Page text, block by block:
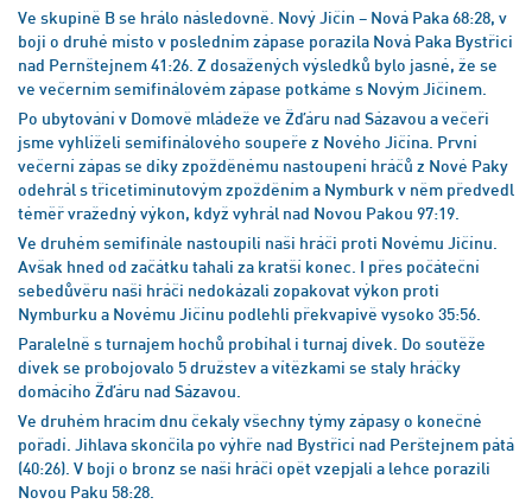
Ve skupině B se hrálo následovně. Nový Jičín – Nová Paka 68:28, v
boji o druhé místo v posledním zápase porazila Nová Paka Bystřici
nad Pernštejnem 41:26. Z dosažených výsledků bylo jasné, že se
ve večerním semifinálovém zápase potkáme s Novým Jičínem.
Po ubytování v Domově mládeže ve Žďáru nad Sázavou a večeři
jsme vyhlíželi semifinálového soupeře z Nového Jičína. První
večerní zápas se díky zpožděnému nastoupení hráčů z Nové Paky
odehrál s třicetiminutovým zpožděním a Nymburk v něm předvedl
téměř vražedný výkon, když vyhrál nad Novou Pakou 97:19.
Ve druhém semifinále nastoupili naši hráči proti Novému Jičínu.
Avšak hned od začátku tahali za kratší konec. I přes počáteční
sebedůvěru naši hráči nedokázali zopakovat výkon proti
Nymburku a Novému Jičínu podlehli překvapivě vysoko 35:56.
Paralelně s turnajem hochů probíhal i turnaj dívek. Do soutěže
dívek se probojovalo 5 družstev a vítězkami se staly hráčky
domácího Žďáru nad Sázavou.
Ve druhém hracím dnu čekaly všechny týmy zápasy o konečné
pořadí. Jihlava skončila po výhře nad Bystřicí nad Perštejnem pátá
(40:26). V boji o bronz se naši hráči opět vzepjali a lehce porazili
Novou Paku 58:28.